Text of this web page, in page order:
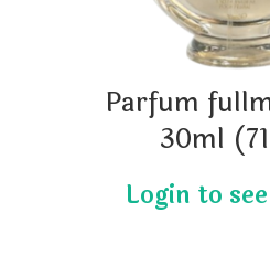
Parfum
30ml